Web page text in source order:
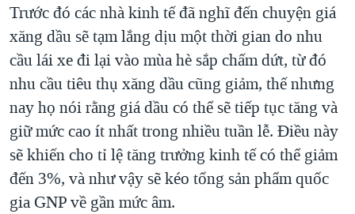
Trước đó các nhà kinh tế đã nghĩ đến chuyện giá
xăng dầu sẽ tạm lắng dịu một thời gian do nhu
cầu lái xe đi lại vào mùa hè sắp chấm dứt, từ đó
nhu cầu tiêu thụ xăng dầu cũng giảm, thế nhưng
nay họ nói rằng giá dầu có thể sẽ tiếp tục tăng và
giữ mức cao ít nhất trong nhiều tuần lễ. Điều này
sẽ khiến cho tỉ lệ tăng trưởng kinh tế có thể giảm
đến 3%, và như vậy sẽ kéo tổng sản phẩm quốc
gia GNP về gần mức âm.